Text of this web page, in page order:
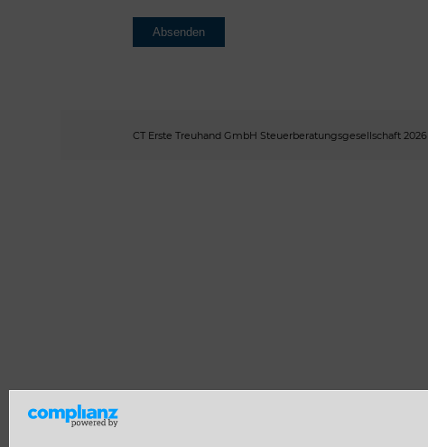
CT Erste Treuhand GmbH Steuerberatungsgesellschaft 2026